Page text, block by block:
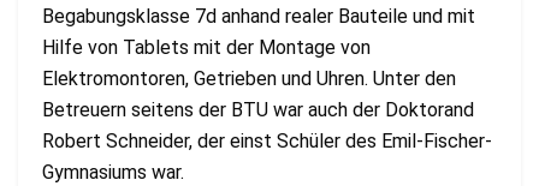
Begabungsklasse 7d anhand realer Bauteile und mit
Hilfe von Tablets mit der Montage von
Elektromontoren, Getrieben und Uhren. Unter den
Betreuern seitens der BTU war auch der Doktorand
Robert Schneider, der einst Schüler des Emil-Fischer-
Gymnasiums war.